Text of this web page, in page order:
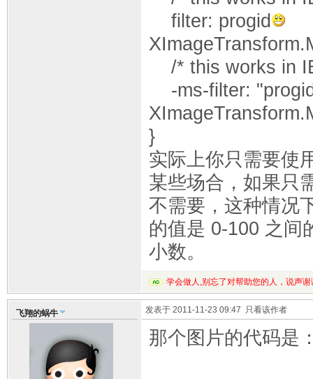
filter: progid
/* this works in
-ms-filter:
}
实际上你只需要使
某些场合，如果只
不需要，这种情况
的值是 0-100 之间
小数。
学会做人,别忘了对帮助您的人，说声谢
飞翔的蜗牛 发表于 2011-11-23 09:47 只看该作者
那个图片的代码是